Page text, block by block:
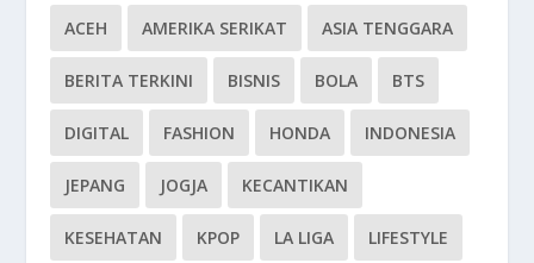
ACEH AMERIKA SERIKAT ASIA TENGGARA
BERITA TERKINI BISNIS BOLA BTS
DIGITAL FASHION HONDA INDONESIA
JEPANG JOGJA KECANTIKAN
KESEHATAN KPOP LA LIGA LIFESTYLE